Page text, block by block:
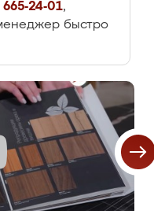
24-01,
быстро